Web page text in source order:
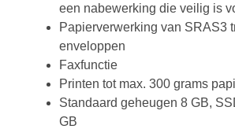
een nabewerking die veilig is
Papierverwerking van SRAS3
enveloppen
Faxfunctie
Printen tot max. 300 grams
Standaard geheugen 8 GB,
GB